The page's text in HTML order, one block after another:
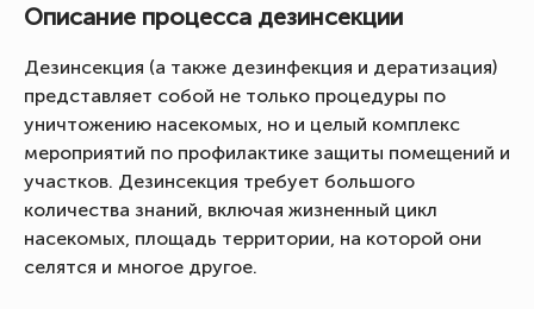
Описание процесса дезинсекции
Дезинсекция (а также дезинфекция и дератизация)
представляет собой не только процедуры по
уничтожению насекомых, но и целый комплекс
мероприятий по профилактике защиты помещений и
участков. Дезинсекция требует большого
количества знаний, включая жизненный цикл
насекомых, площадь территории, на которой они
селятся и многое другое.